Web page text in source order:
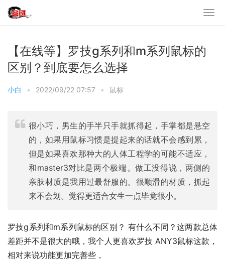
【在线等】罗技g系列和m系列鼠标的
区别？到底要怎么选择
小白 • 2022/09/22 07:57 • 鼠标
很小巧，男生的手半只手就抓得起，手掌都是悬空
的，如果用鼠标习惯是提起来的话就不会感到累，
但是如果喜欢那种大的人体工程学的可能不适应，
和master3对比是两个极端。做工没得说，两侧的
亲肤材质是我用过最舒服的。很顺滑的材质，抓起
来不会划。觉得更适合女生一点毕竟很小。
罗技g系列和m系列鼠标的区别？ 有什么不同？这两款总体
差距并不是很大的哦，我个人更喜欢罗技 ANY3鼠标这款，
相对来说功能更加完善些，